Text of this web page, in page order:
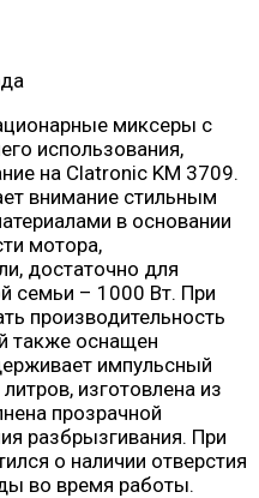
миксеры с
использования,
на Clatronic KM 3709.
внимание стильным
в основании
мотора,
достаточно для
семьи – 1000 Вт. При
производительность
также оснащен
импульсный
изготовлена ​​из
прозрачной
разбрызгивания. При
о наличии отверстия
во время работы.